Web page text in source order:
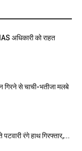
अधिकारी को राहत
गिरने से चाची-भतीजा मलबे
रंगे हाथ गिरफ्तार,...